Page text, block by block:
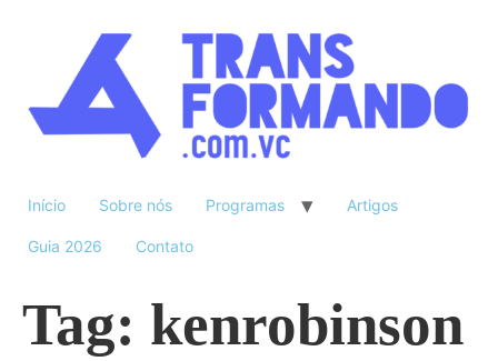
Início Sobre nós Programas Artigos
Guia 2026 Contato
Tag: kenrobinson